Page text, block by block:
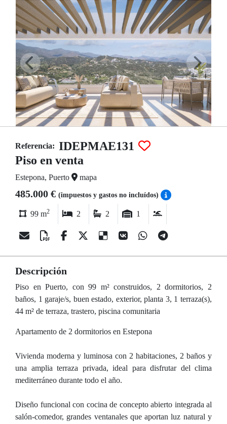
Referencia: IDEPMAE131
Piso en venta
Estepona, Puerto mapa
485.000 € (impuestos y gastos no incluídos)
99 m2 2 2 1
Descripción
Piso en Puerto, con 99 m² construidos, 2 dormitorios, 2
baños, 1 garaje/s, buen estado, exterior, planta 3, 1 terraza(s),
44 m² de terraza, trastero, piscina comunitaria
Apartamento de 2 dormitorios en Estepona
Vivienda moderna y luminosa con 2 habitaciones, 2 baños y
una amplia terraza privada, ideal para disfrutar del clima
mediterráneo durante todo el año.
Diseño funcional con cocina de concepto abierto integrada al
salón-comedor, grandes ventanales que aportan luz natural y